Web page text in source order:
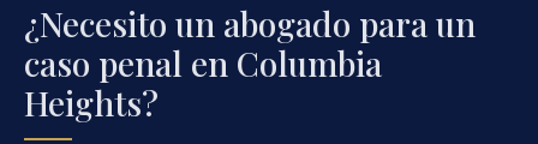
¿Necesito un abogado para un
caso penal en Columbia
Heights?